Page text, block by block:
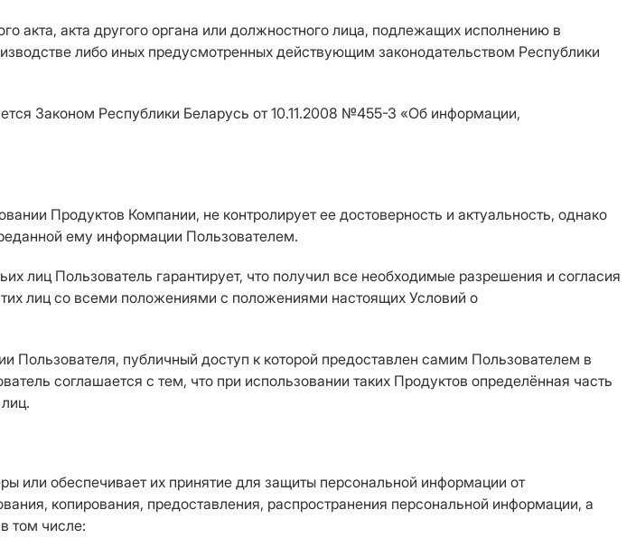
акта, акта другого органа или должностного лица, подлежащих исполнению в
либо иных предусмотренных действующим законодательством Республики
Законом Республики Беларусь от 10.11.2008 №455-З «Об информации,
Продуктов Компании, не контролирует ее достоверность и актуальность, однако
ему информации Пользователем.
лиц Пользователь гарантирует, что получил все необходимые разрешения и согласия
лиц со всеми положениями с положениями настоящих Условий о
публичный доступ к которой предоставлен самим Пользователем в
соглашается с тем, что при использовании таких Продуктов определённая часть
или обеспечивает их принятие для защиты персональной информации от
копирования, предоставления, распространения персональной информации, а
том числе: